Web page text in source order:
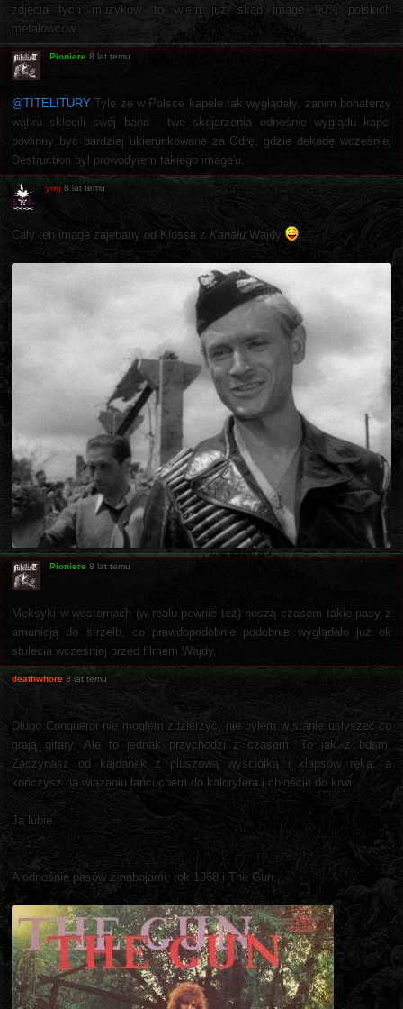
zdjęcia tych muzyków, to wiem już skąd image 90% polskich
metalowców.
Pioniere 8 lat temu
@TITELITURY Tyle że w Polsce kapele tak wyglądały, zanim bohaterzy
wątku sklecili swój band - twe skojarzenia odnośnie wyglądu kapel
powinny być bardziej ukierunkowane za Odrę, gdzie dekadę wcześniej
Destruction był prowodyrem takiego image'u.
yog 8 lat temu
Cały ten image zajebany od Klossa z Kanału Wajdy
Pioniere 8 lat temu
Meksyki w westernach (w realu pewnie też) noszą czasem takie pasy z
amunicją do strzelb, co prawdopodobnie podobnie wyglądało już ok
stulecia wcześniej przed filmem Wajdy.
deathwhore 8 lat temu
Długo Conqueror nie mogłem zdzierżyć, nie byłem w stanie usłyszeć co
grają gitary. Ale to jednak przychodzi z czasem. To jak z bdsm.
Zaczynasz od kajdanek z pluszową wyściółką i klapsów ręką, a
kończysz na wiązaniu łańcuchem do kaloryfera i chłoście do krwi.
Ja lubię.
A odnośnie pasów z nabojami, rok 1968 i The Gun: